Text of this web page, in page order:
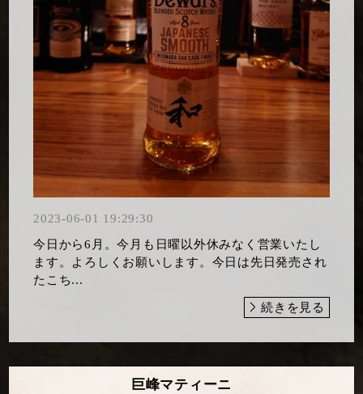
2023-06-01 19:29:30
今日から6月。今月も日曜以外休みなく営業いたし
ます。よろしくお願いします。今日は先日発売され
たこち...
続きを見る
巨峰マティーニ